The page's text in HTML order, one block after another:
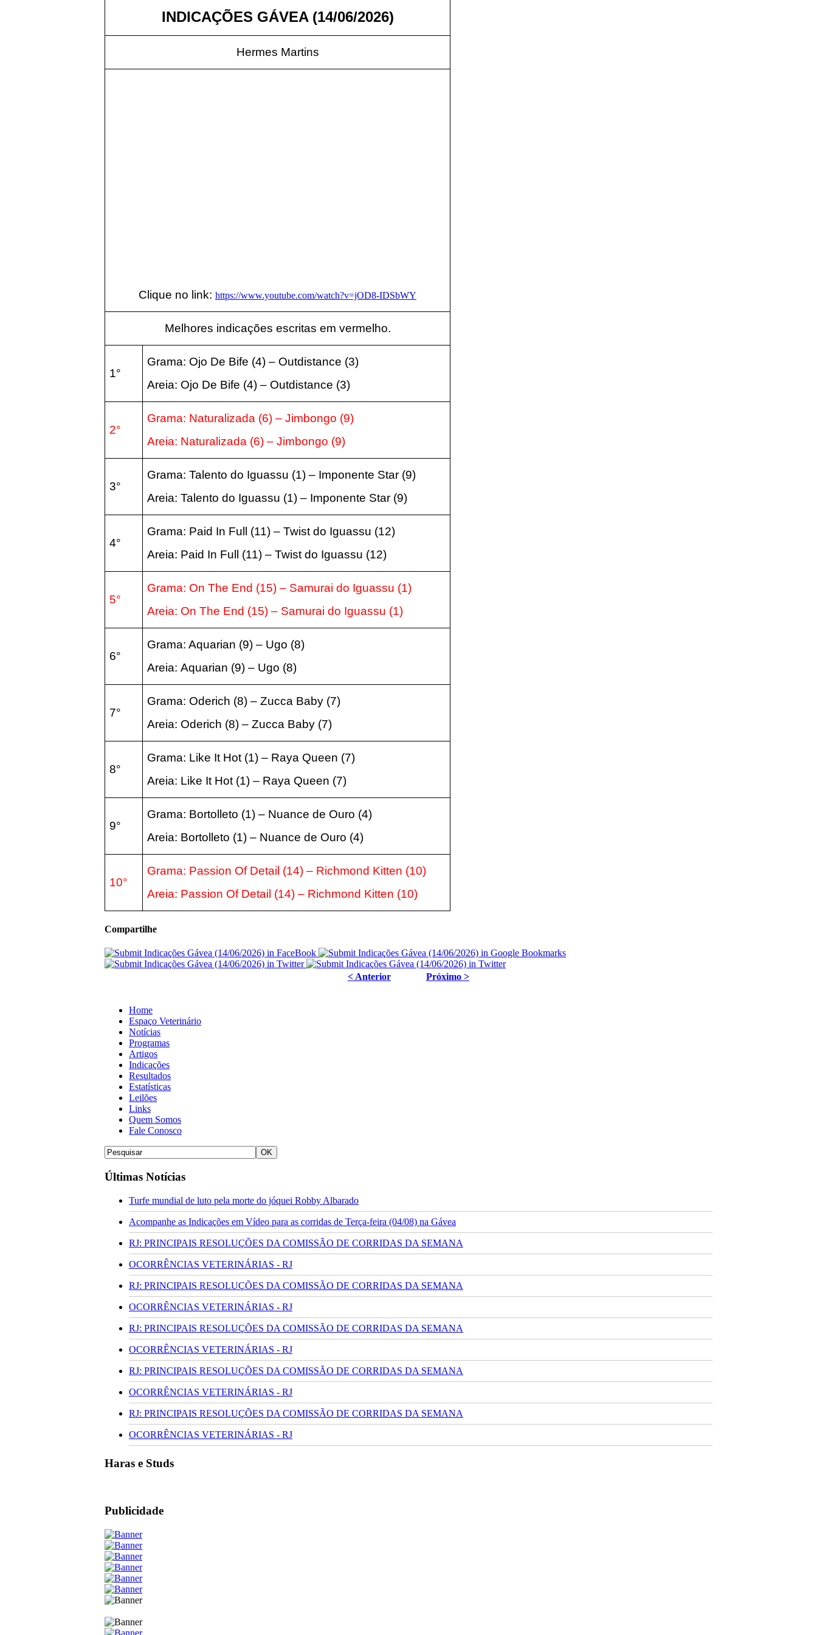
INDICAÇÕES GÁVEA (14/06/2026)
Hermes Martins
Clique no link: https://www.youtube.com/watch?v=jOD8-IDSbWY
Melhores indicações escritas em vermelho.
1°
Grama: Ojo De Bife (4) – Outdistance (3)
Areia: Ojo De Bife (4) – Outdistance (3)
2°
Grama: Naturalizada (6) – Jimbongo (9)
Areia: Naturalizada (6) – Jimbongo (9)
3°
Grama: Talento do Iguassu (1) – Imponente Star (9)
Areia:Talento do Iguassu (1) – Imponente Star (9)
4°
Grama: Paid In Full (11) – Twist do Iguassu (12)
Areia: Paid In Full (11) – Twist do Iguassu (12)
5°
Grama: On The End (15) – Samurai do Iguassu (1)
Areia: On The End (15) – Samurai do Iguassu (1)
6°
Grama: Aquarian (9) – Ugo (8)
Areia:Aquarian (9) – Ugo (8)
7°
Grama: Oderich (8) – Zucca Baby (7)
Areia: Oderich (8) – Zucca Baby (7)
8°
Grama: Like It Hot (1) – Raya Queen (7)
Areia: Like It Hot (1) – Raya Queen (7)
9°
Grama: Bortolleto (1) – Nuance de Ouro (4)
Areia: Bortolleto (1) – Nuance de Ouro (4)
10°
Grama: Passion Of Detail (14) – Richmond Kitten (10)
Areia: Passion Of Detail (14) – Richmond Kitten (10)
Compartilhe
< Anterior Próximo >
Home
Espaço Veterinário
Notícias
Programas
Artigos
Indicações
Resultados
Estatísticas
Leilões
Links
Quem Somos
Fale Conosco
Últimas Notícias
Turfe mundial de luto pela morte do jóquei Robby Albarado
Acompanhe as Indicações em Vídeo para as corridas de Terça-feira (04/08) na Gávea
RJ: PRINCIPAIS RESOLUÇÕES DA COMISSÃO DE CORRIDAS DA SEMANA
OCORRÊNCIAS VETERINÁRIAS - RJ
RJ: PRINCIPAIS RESOLUÇÕES DA COMISSÃO DE CORRIDAS DA SEMANA
OCORRÊNCIAS VETERINÁRIAS - RJ
RJ: PRINCIPAIS RESOLUÇÕES DA COMISSÃO DE CORRIDAS DA SEMANA
OCORRÊNCIAS VETERINÁRIAS - RJ
RJ: PRINCIPAIS RESOLUÇÕES DA COMISSÃO DE CORRIDAS DA SEMANA
OCORRÊNCIAS VETERINÁRIAS - RJ
RJ: PRINCIPAIS RESOLUÇÕES DA COMISSÃO DE CORRIDAS DA SEMANA
OCORRÊNCIAS VETERINÁRIAS - RJ
Haras e Studs
Publicidade